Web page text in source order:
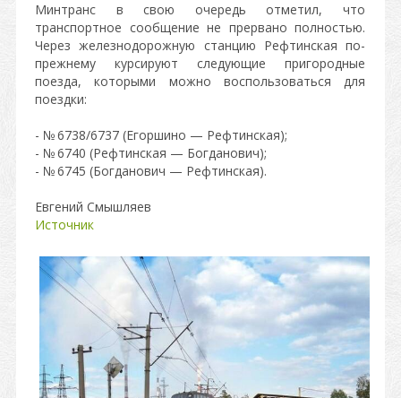
Минтранс в свою очередь отметил, что
транспортное сообщение не прервано полностью.
Через железнодорожную станцию Рефтинская по-
прежнему курсируют следующие пригородные
поезда, которыми можно воспользоваться для
поездки:
- № 6738/6737 (Егоршино — Рефтинская);
- № 6740 (Рефтинская — Богданович);
- № 6745 (Богданович — Рефтинская).
Евгений Смышляев
Источник